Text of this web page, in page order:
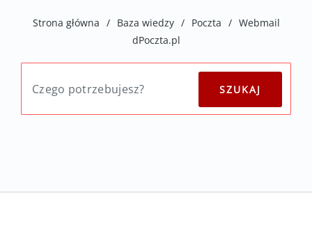
Strona główna / Baza wiedzy / Poczta / Webmail
dPoczta.pl